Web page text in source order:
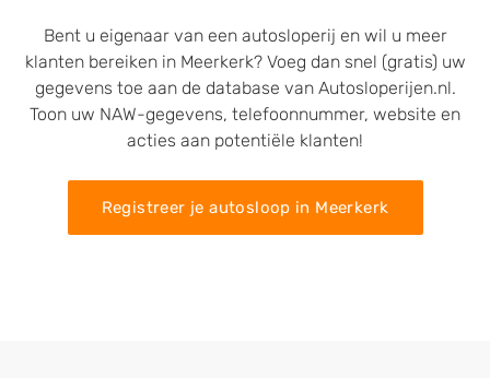
Bent u eigenaar van een autosloperij en wil u meer
klanten bereiken in Meerkerk? Voeg dan snel (gratis) uw
gegevens toe aan de database van Autosloperijen.nl.
Toon uw NAW-gegevens, telefoonnummer, website en
acties aan potentiële klanten!
Registreer je autosloop in Meerkerk